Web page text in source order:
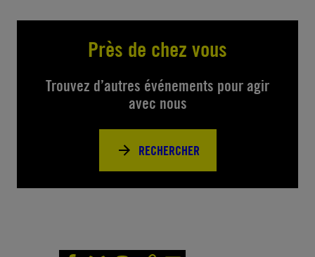
Près de chez vous
Trouvez d’autres événements pour agir
avec nous
RECHERCHER